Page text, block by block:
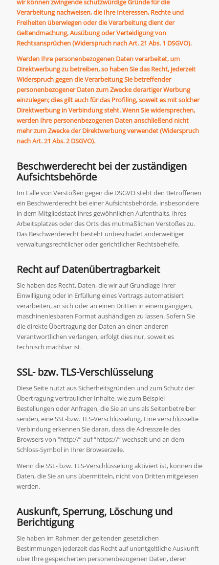
wir können zwingende schutzwürdige Gründe für die
Verarbeitung nachweisen, die Ihre Interessen, Rechte und
Freiheiten überwiegen oder die Verarbeitung dient der
Geltendmachung, Ausübung oder Verteidigung von
Rechtsansprüchen (Widerspruch nach Art. 21 Abs. 1 DSGVO).
Werden Ihre personenbezogenen Daten verarbeitet, um
Direktwerbung zu betreiben, so haben Sie das Recht, jederzeit
Widerspruch gegen die Verarbeitung Sie betreffender
personenbezogener Daten zum Zwecke derartiger Werbung
einzulegen; dies gilt auch für das Profiling, soweit es mit solcher
Direktwerbung in Verbindung steht. Wenn Sie widersprechen,
werden Ihre personenbezogenen Daten anschließend nicht
mehr zum Zwecke der Direktwerbung verwendet (Widerspruch
nach Art. 21 Abs. 2 DSGVO).
Beschwerderecht bei der zuständigen
Aufsichtsbehörde
Im Falle von Verstößen gegen die DSGVO steht den Betroffenen
ein Beschwerderecht bei einer Aufsichtsbehörde, insbesondere
in dem Mitgliedstaat ihres gewöhnlichen Aufenthalts, ihres
Arbeitsplatzes oder des Orts des mutmaßlichen Verstoßes zu.
Das Beschwerderecht besteht unbeschadet anderweitiger
verwaltungsrechtlicher oder gerichtlicher Rechtsbehelfe.
Recht auf Datenübertragbarkeit
Sie haben das Recht, Daten, die wir auf Grundlage Ihrer
Einwilligung oder in Erfüllung eines Vertrags automatisiert
verarbeiten, an sich oder an einen Dritten in einem gängigen,
maschinenlesbaren Format aushändigen zu lassen. Sofern Sie
die direkte Übertragung der Daten an einen anderen
Verantwortlichen verlangen, erfolgt dies nur, soweit es
technisch machbar ist.
SSL- bzw. TLS-Verschlüsselung
Diese Seite nutzt aus Sicherheitsgründen und zum Schutz der
Übertragung vertraulicher Inhalte, wie zum Beispiel
Bestellungen oder Anfragen, die Sie an uns als Seitenbetreiber
senden, eine SSL-bzw. TLS-Verschlüsselung. Eine verschlüsselte
Verbindung erkennen Sie daran, dass die Adresszeile des
Browsers von “http://” auf “https://” wechselt und an dem
Schloss-Symbol in Ihrer Browserzeile.
Wenn die SSL- bzw. TLS-Verschlüsselung aktiviert ist, können die
Daten, die Sie an uns übermitteln, nicht von Dritten mitgelesen
werden.
Auskunft, Sperrung, Löschung und
Berichtigung
Sie haben im Rahmen der geltenden gesetzlichen
Bestimmungen jederzeit das Recht auf unentgeltliche Auskunft
über Ihre gespeicherten personenbezogenen Daten, deren